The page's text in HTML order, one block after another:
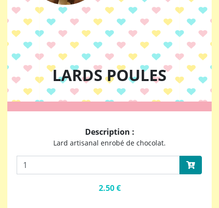
LARDS POULES
Description :
Lard artisanal enrobé de chocolat.
2.50 €